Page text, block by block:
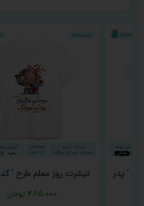
‘ پدر تیشرت روز معلم طرح ‘ کد ۰۰۲۶ ‘
۴۸۵,۰۰۰ تومان